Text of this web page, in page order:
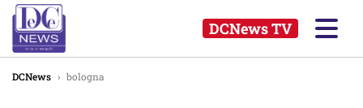
DCNews TV
DCNews › bologna